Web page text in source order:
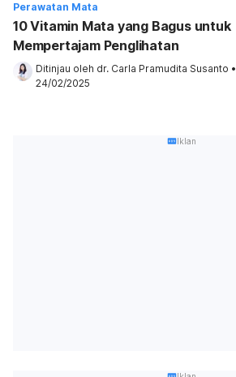
Perawatan Mata
10 Vitamin Mata yang Bagus untuk
Mempertajam Penglihatan
Ditinjau oleh dr. Carla Pramudita Susanto •
24/02/2025
Iklan